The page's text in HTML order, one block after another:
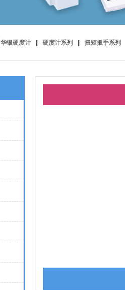
华银硬度计 硬度计系列 扭矩扳手系列